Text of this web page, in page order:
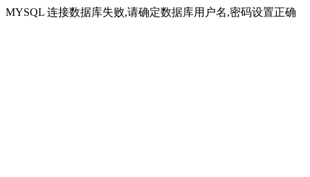
MYSQL 连接数据库失败,请确定数据库用户名,密码设置正确